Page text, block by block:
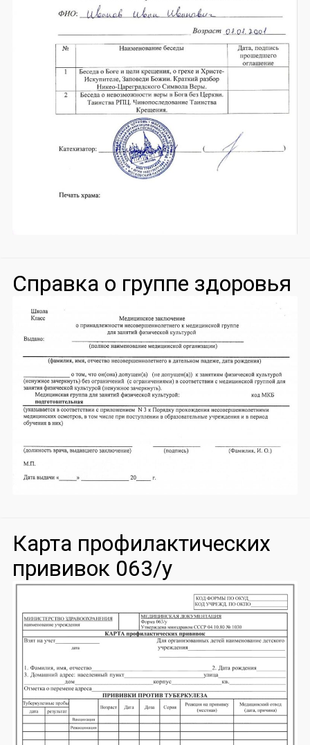
Справка о группе здоровья
Карта профилактических
прививок 063/у